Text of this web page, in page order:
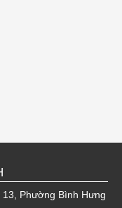
Phường Bình Hưng